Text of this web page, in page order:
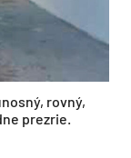
rovný,
prezrie.